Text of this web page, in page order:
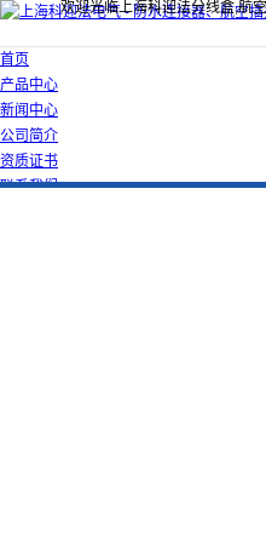
欢迎光临上海科迎法分线盒,航
首页
产品中心
新闻中心
公司简介
资质证书
联系我们